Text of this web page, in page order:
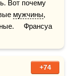
Вот почему
мужчины,
Франсуа
+74